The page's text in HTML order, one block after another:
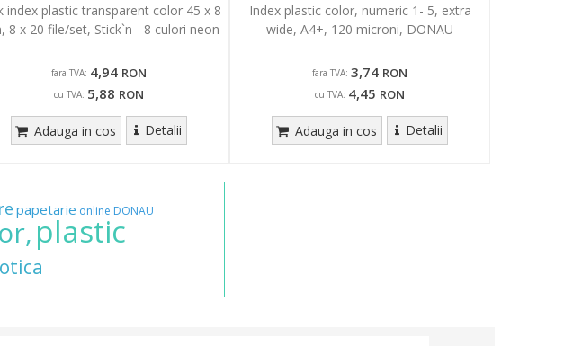
index plastic transparent color 45 x 8
8 x 20 file/set, Stick`n - 8 culori neon
fara TVA: 4,94 RON
cu TVA: 5,88 RON
Adauga in cos Detalii
Index plastic color, numeric 1- 5, extra
wide, A4+, 120 microni, DONAU
fara TVA: 3,74 RON
cu TVA: 4,45 RON
Adauga in cos Detalii
papetarie online DONAU
plastic